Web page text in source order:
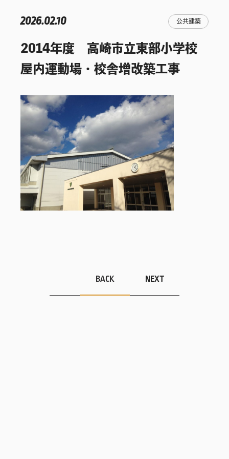
2026.02.10 公共建築
2014年度 高崎市立東部小学校
屋内運動場・校舎増改築工事
BACK NEXT